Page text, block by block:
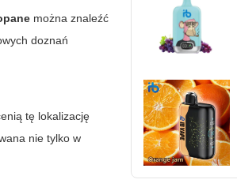
można znaleźć
doznań
tę lokalizację
nie tylko w